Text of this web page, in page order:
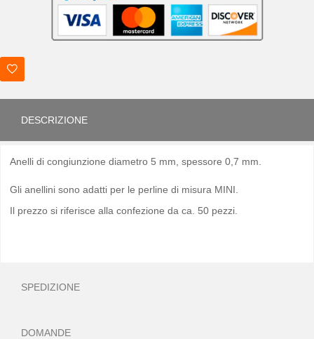
DESCRIZIONE
Anelli di congiunzione diametro 5 mm, spessore 0,7 mm.
Gli anellini sono adatti per le perline di misura MINI.
Il prezzo si riferisce alla confezione da ca. 50 pezzi.
SPEDIZIONE
DOMANDE